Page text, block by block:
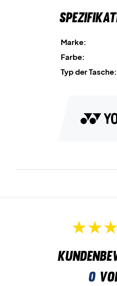
Marke:
Farbe:
Typ der Tasche:
0